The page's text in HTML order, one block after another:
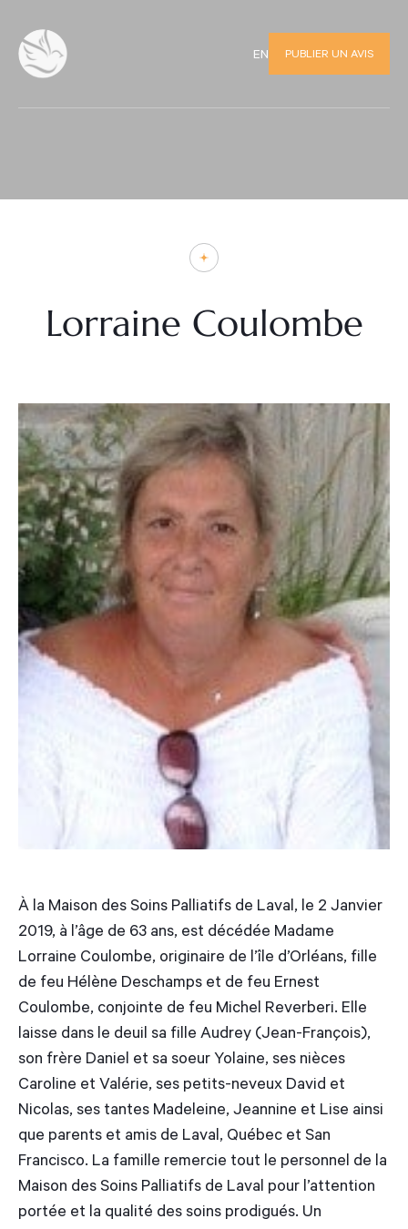
EN PUBLIER UN AVIS
Lorraine Coulombe
À la Maison des Soins Palliatifs de Laval, le 2 Janvier
2019, à l’âge de 63 ans, est décédée Madame
Lorraine Coulombe, originaire de l’île d’Orléans, fille
de feu Hélène Deschamps et de feu Ernest
Coulombe, conjointe de feu Michel Reverberi. Elle
laisse dans le deuil sa fille Audrey (Jean-François),
son frère Daniel et sa soeur Yolaine, ses nièces
Caroline et Valérie, ses petits-neveux David et
Nicolas, ses tantes Madeleine, Jeannine et Lise ainsi
que parents et amis de Laval, Québec et San
Francisco. La famille remercie tout le personnel de la
Maison des Soins Palliatifs de Laval pour l’attention
portée et la qualité des soins prodigués. Un